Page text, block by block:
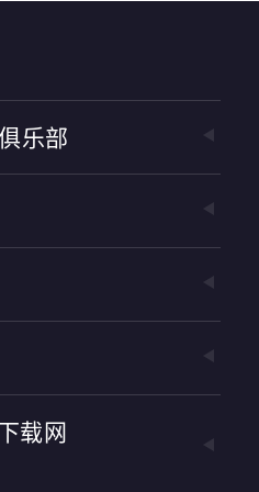
乐部
载网